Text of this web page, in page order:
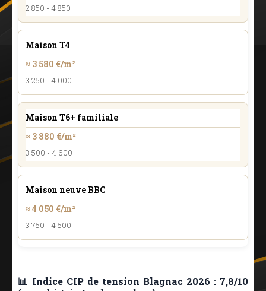
2 850 - 4 850
Maison T4
≈ 3 580 €/m²
3 250 - 4 000
Maison T6+ familiale
≈ 3 880 €/m²
3 500 - 4 600
Maison neuve BBC
≈ 4 050 €/m²
3 750 - 4 500
📊 Indice CIP de tension Blagnac 2026 : 7,8/10